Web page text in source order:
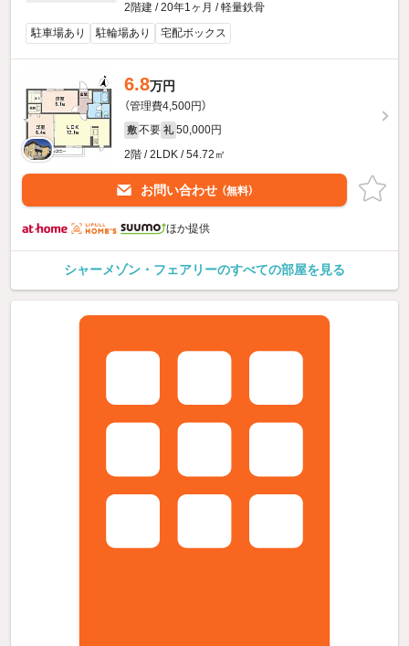
2階建 / 20年1ヶ月 / 軽量鉄骨
駐車場あり
駐輪場あり 宅配ボックス
6.8万円
（管理費4,500円）
敷 不要 礼 50,000円
2階 / 2LDK / 54.72㎡
お問い合わせ （無料）
ほか提供
シャーメゾン・フェアリーのすべての部屋を見る